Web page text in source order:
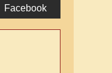
Facebook